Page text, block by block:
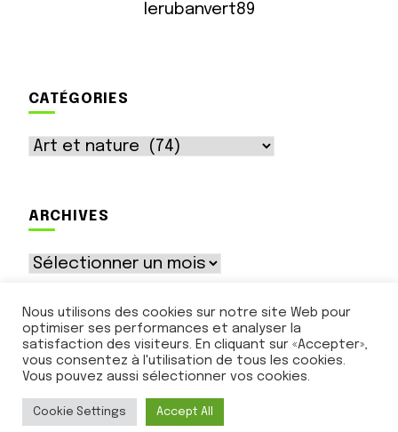
lerubanvert89
CATÉGORIES
Catégories
ARCHIVES
Archives
© Le Ruban Vert - 12 rue des Tourelles - 89500
Rousson - contact@lerubanvert.net
Nous utilisons des cookies sur notre site Web pour
optimiser ses performances et analyser la
satisfaction des visiteurs. En cliquant sur «Accepter»,
vous consentez à l'utilisation de tous les cookies.
Vous pouvez aussi sélectionner vos cookies.
Cookie Settings Accept All